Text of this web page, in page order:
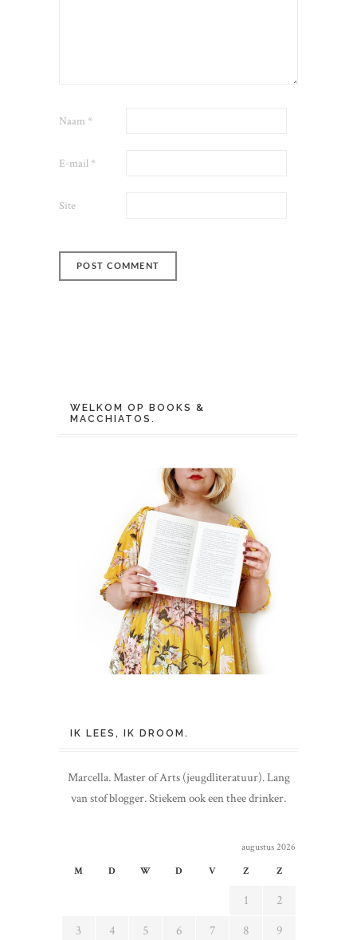
Naam *
E-mail *
Site
WELKOM OP BOOKS &
MACCHIATOS.
IK LEES, IK DROOM.
Marcella. Master of Arts (jeugdliteratuur). Lang
van stof blogger. Stiekem ook een thee drinker.
augustus 2026
M
D W D V Z Z
1
2
3
4 5 6 7 8 9